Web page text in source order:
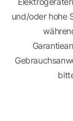
und/oder hohe